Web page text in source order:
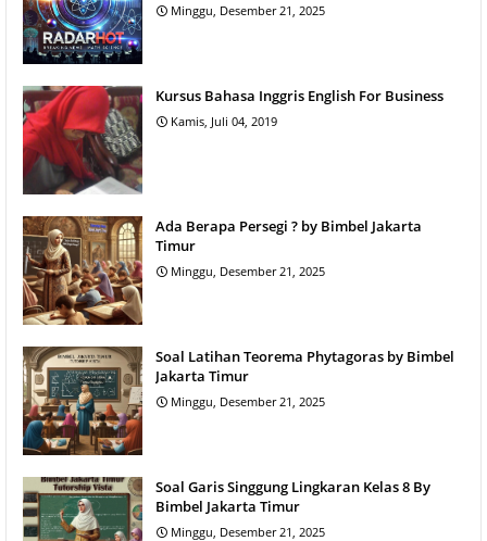
Minggu, Desember 21, 2025
Kursus Bahasa Inggris English For Business
Kamis, Juli 04, 2019
Ada Berapa Persegi ? by Bimbel Jakarta
Timur
Minggu, Desember 21, 2025
Soal Latihan Teorema Phytagoras by Bimbel
Jakarta Timur
Minggu, Desember 21, 2025
Soal Garis Singgung Lingkaran Kelas 8 By
Bimbel Jakarta Timur
Minggu, Desember 21, 2025